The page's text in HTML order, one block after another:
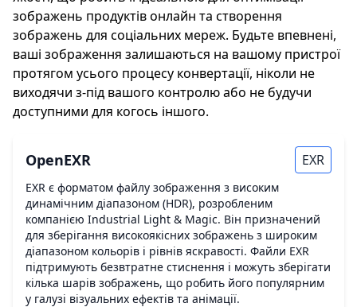
зображень продуктів онлайн та створення
зображень для соціальних мереж. Будьте впевнені,
ваші зображення залишаються на вашому пристрої
протягом усього процесу конвертації, ніколи не
виходячи з-під вашого контролю або не будучи
доступними для когось іншого.
OpenEXR EXR
EXR є форматом файлу зображення з високим
динамічним діапазоном (HDR), розробленим
компанією Industrial Light & Magic. Він призначений
для зберігання високоякісних зображень з широким
діапазоном кольорів і рівнів яскравості. Файли EXR
підтримують безвтратне стиснення і можуть зберігати
кілька шарів зображень, що робить його популярним
у галузі візуальних ефектів та анімації.